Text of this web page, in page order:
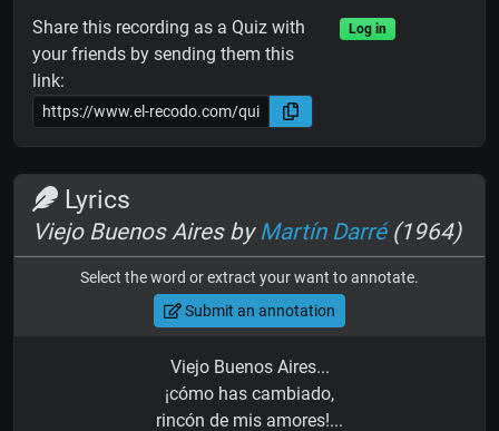
Share this recording as a Quiz with
your friends by sending them this
link:
Log in
Lyrics
Viejo Buenos Aires byMartín Darré(1964)
Select the word or extract your want to annotate.
Submit an annotation
Viejo Buenos Aires...
¡cómo has cambiado,
rincón de mis amores!...